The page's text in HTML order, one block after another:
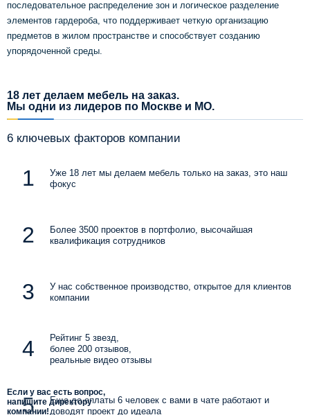
последовательное распределение зон и логическое разделение
элементов гардероба, что поддерживает четкую организацию
предметов в жилом пространстве и способствует созданию
упорядоченной среды.
18 лет делаем мебель на заказ.
Мы одни из лидеров по Москве и МО.
6 ключевых факторов компании
Уже 18 лет мы делаем мебель только на заказ, это наш
фокус
Более 3500 проектов в портфолио, высочайшая
квалификация сотрудников
У нас собственное производство, открытое для клиентов
компании
Рейтинг 5 звезд,
более 200 отзывов,
реальные видео отзывы
Еще до оплаты 6 человек с вами в чате работают и
доводят проект до идеала
Если у вас есть вопрос,
напишите директору
компании!